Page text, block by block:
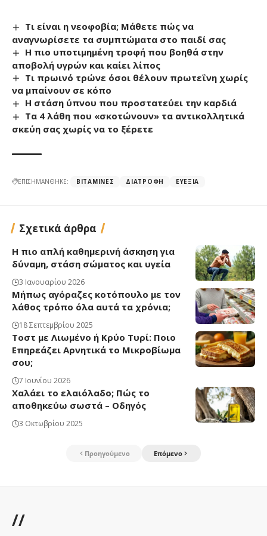
Τι είναι η νεοφοβία; Μάθετε πώς να
αναγνωρίσετε τα συμπτώματα στο παιδί σας
Η πιο υποτιμημένη τροφή που βοηθά στην
αποβολή υγρών και καίει λίπος
Τι πρωινό τρώνε όσοι θέλουν πρωτεΐνη χωρίς
να μπαίνουν σε κόπο
Η στάση ύπνου που προστατεύει την καρδιά
Τα 4 λάθη που «σκοτώνουν» τα αντικολλητικά
σκεύη σας χωρίς να το ξέρετε
ΕΠΙΣΗΜΑΝΘΗΚΕ: ΒΙΤΑΜΊΝΕΣ ΔΙΑΤΡΟΦΉ ΕΥΕΞΊΑ
Σχετικά άρθρα
Η πιο απλή καθημερινή άσκηση για
δύναμη, στάση σώματος και υγεία
3 Ιανουαρίου 2026
Μήπως αγόραζες κοτόπουλο με τον
λάθος τρόπο όλα αυτά τα χρόνια;
18 Σεπτεμβρίου 2025
Τοστ με Λιωμένο ή Κρύο Τυρί: Ποιο
Επηρεάζει Αρνητικά το Μικροβίωμα
σου;
7 Ιουνίου 2026
Χαλάει το ελαιόλαδο; Πώς το
αποθηκεύω σωστά – Οδηγός
3 Οκτωβρίου 2025
Προηγούμενο Επόμενο
//